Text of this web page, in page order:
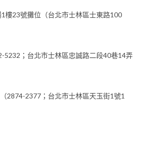
樓23號攤位（台北市士林區士東路100
；台北市士林區忠誠路二段40巷14弄
2874-2377；台北市士林區天玉街1號1